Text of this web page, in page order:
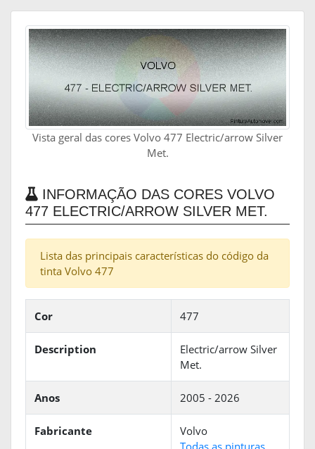
Vista geral das cores Volvo 477 Electric/arrow Silver
Met.
INFORMAÇÃO DAS CORES VOLVO
477 ELECTRIC/ARROW SILVER MET.
Lista das principais características do código da
tinta Volvo 477
Cor 477
Description
Electric/arrow Silver
Met.
Anos 2005 - 2026
Fabricante
Volvo